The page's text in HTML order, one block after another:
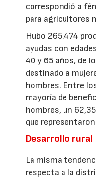
correspondió a
para agricultores
Hubo 265.474
ayudas con
40 y 65 años, de
destinado a
hombres. Entre
mayoría de
hombres, un
que
Desarrollo rural
La misma
respecta a la